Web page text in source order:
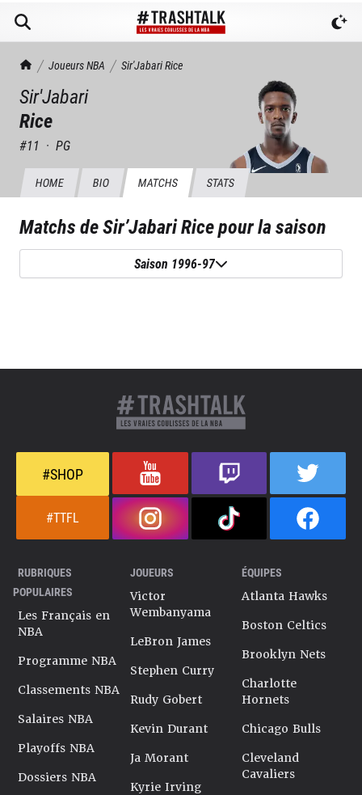
TrashTalk Actu NBA
Joueurs NBA Sir'JabariRice
Sir'Jabari
Rice
#11 · PG
HOME BIO MATCHS STATS
Matchs deSir’Jabari Ricepour la saison
Saison 1996-97
#SHOP
#TTFL
RUBRIQUES
POPULAIRES
Les Français en
NBA
Programme NBA
Classements NBA
Salaires NBA
Playoffs NBA
Dossiers NBA
JOUEURS
Victor
Wembanyama
LeBron James
Stephen Curry
Rudy Gobert
Kevin Durant
Ja Morant
Kyrie Irving
ÉQUIPES
Atlanta Hawks
Boston Celtics
Brooklyn Nets
Charlotte
Hornets
Chicago Bulls
Cleveland
Cavaliers